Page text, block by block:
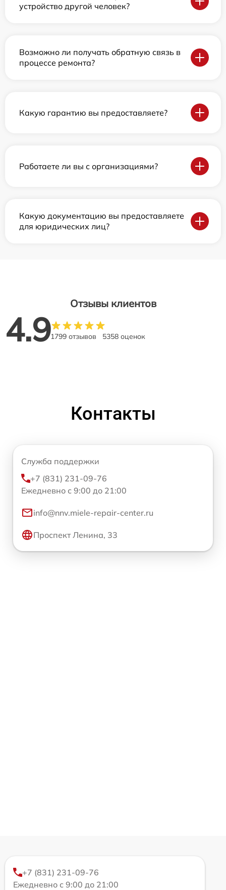
устройство другой человек?
Возможно ли получать обратную связь в
процессе ремонта?
Какую гарантию вы предоставляете?
Работаете ли вы с организациями?
Какую документацию вы предоставляете
для юридических лиц?
Отзывы клиентов
4.91799 отзывов 5358 оценок
Контакты
Служба поддержки
+7 (831) 231-09-76
Ежедневно с 9:00 до 21:00
info@nnv.miele-repair-center.ru
Проспект Ленина, 33
+7 (831) 231-09-76
Ежедневно с 9:00 до 21:00